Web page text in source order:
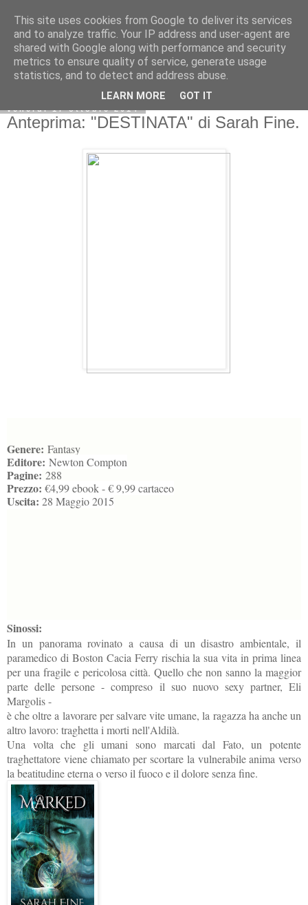
venerdì 17 ottobre 2014
Anteprima: "DESTINATA" di Sarah Fine.
Genere: Fantasy
Editore: Newton Compton
Pagine: 288
Prezzo: €4,99 ebook - € 9,99 cartaceo
Uscita: 28 Maggio 2015
Sinossi:
In un panorama rovinato a causa di un disastro ambientale, il
paramedico di Boston Cacia Ferry rischia la sua vita in prima linea
per una fragile e pericolosa città. Quello che non sanno la maggior
parte delle persone - compreso il suo nuovo sexy partner, Eli
Margolis -
è che oltre a lavorare per salvare vite umane, la ragazza ha anche un
altro lavoro: traghetta i morti nell'Aldilà.
Una volta che gli umani sono marcati dal Fato, un potente
traghettatore viene chiamato per scortare la vulnerabile anima verso
la beatitudine eterna o verso il fuoco e il dolore senza fine.
This site uses cookies from Google to deliver its services
and to analyze traffic. Your IP address and user-agent are
shared with Google along with performance and security
metrics to ensure quality of service, generate usage
statistics, and to detect and address abuse.
LEARN MORE GOT IT